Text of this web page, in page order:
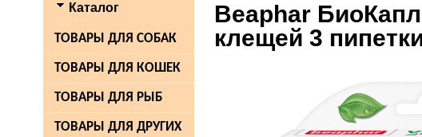
Каталог
ТОВАРЫ ДЛЯ СОБАК
ТОВАРЫ ДЛЯ КОШЕК
ТОВАРЫ ДЛЯ РЫБ
ТОВАРЫ ДЛЯ ДРУГИХ
Beaphar
клещей 3